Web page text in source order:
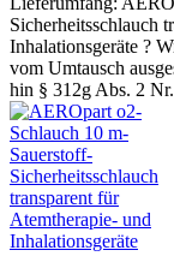
Sicherheitsschlauch
Inhalationsgeräte ?
vom Umtausch
hin § 312g Abs. 2